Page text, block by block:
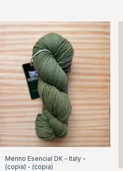
Merino Esencial DK - Italy -
(copia) - (copia)